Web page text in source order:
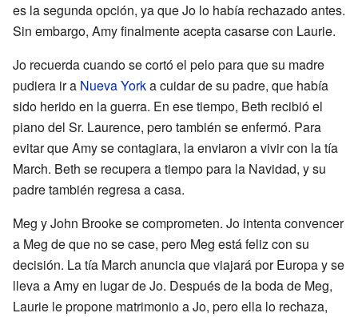
es la segunda opción, ya que Jo lo había rechazado antes.
Sin embargo, Amy finalmente acepta casarse con Laurie.
Jo recuerda cuando se cortó el pelo para que su madre
pudiera ir a Nueva Yorka cuidar de su padre, que había
sido herido en la guerra. En ese tiempo, Beth recibió el
piano del Sr. Laurence, pero también se enfermó. Para
evitar que Amy se contagiara, la enviaron a vivir con la tía
March. Beth se recupera a tiempo para la Navidad, y su
padre también regresa a casa.
Meg y John Brooke se comprometen. Jo intenta convencer
a Meg de que no se case, pero Meg está feliz con su
decisión. La tía March anuncia que viajará por Europa y se
lleva a Amy en lugar de Jo. Después de la boda de Meg,
Laurie le propone matrimonio a Jo, pero ella lo rechaza,